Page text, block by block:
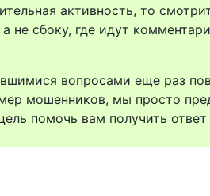
активность, то
а не сбоку, где идут
вопросами еще раз
мошенников, мы просто
помочь вам получить